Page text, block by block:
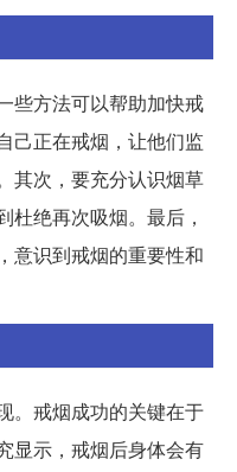
些方法可以帮助加快戒
己正在戒烟，让他们监
其次，要充分认识烟草
杜绝再次吸烟。最后，
意识到戒烟的重要性和
。戒烟成功的关键在于
显示，戒烟后身体会有